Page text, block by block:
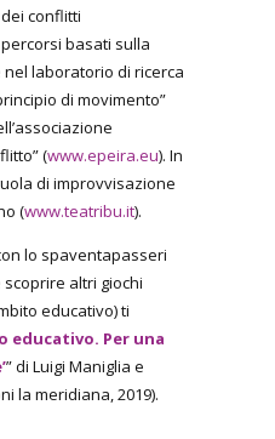
conflitti
basati sulla
laboratorio di ricerca
di movimento”
(www.epeira.eu). In
di improvvisazione
(www.teatribu.it).
lo spaventapasseri
altri giochi
educativo) ti
educativo. Per una
” di Luigi Maniglia e
la meridiana, 2019).